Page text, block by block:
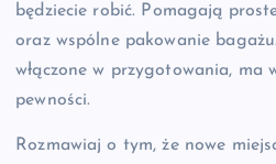
będziecie robić. Pomagają
oraz wspólne pakowanie
włączone w przygotowania, ma
pewności.
Rozmawiaj o tym, że nowe